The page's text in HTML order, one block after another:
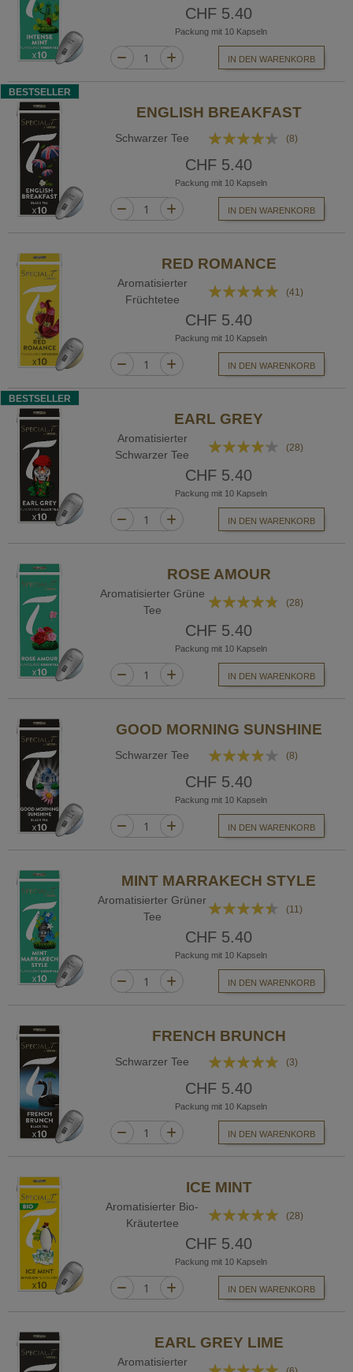
CHF 5.40
Packung mit 10 Kapseln
IN DEN WARENKORB
BESTSELLER
ENGLISH BREAKFAST
Schwarzer Tee
Bewertung:
83%
(8)
CHF 5.40
Packung mit 10 Kapseln
IN DEN WARENKORB
RED ROMANCE
Aromatisierter
Früchtetee
Bewertung:
(41)
CHF 5.40
Packung mit 10 Kapseln
IN DEN WARENKORB
BESTSELLER
EARL GREY
Aromatisierter
Schwarzer Tee
Bewertung:
(28)
CHF 5.40
Packung mit 10 Kapseln
IN DEN WARENKORB
ROSE AMOUR
Aromatisierter Grüne
Tee
Bewertung:
(28)
CHF 5.40
Packung mit 10 Kapseln
IN DEN WARENKORB
GOOD MORNING SUNSHINE
Schwarzer Tee
Bewertung:
78%
(8)
CHF 5.40
Packung mit 10 Kapseln
IN DEN WARENKORB
MINT MARRAKECH STYLE
Aromatisierter Grüner
Tee
Bewertung:
(11)
CHF 5.40
Packung mit 10 Kapseln
IN DEN WARENKORB
FRENCH BRUNCH
Schwarzer Tee
Bewertung:
100%
(3)
CHF 5.40
Packung mit 10 Kapseln
IN DEN WARENKORB
ICE MINT
Aromatisierter Bio-
Kräutertee
Bewertung:
(28)
CHF 5.40
Packung mit 10 Kapseln
IN DEN WARENKORB
EARL GREY LIME
Aromatisierter Bewertung: